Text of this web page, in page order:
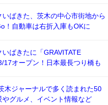
いばきた、茨木の中心市街地から
！自動車は右折入庫もOKに
いばきたに「GRAVITATE
17オープン！日本最長つり橋も
木ジャーナルで多く読まれた50
やグルメ、イベント情報など